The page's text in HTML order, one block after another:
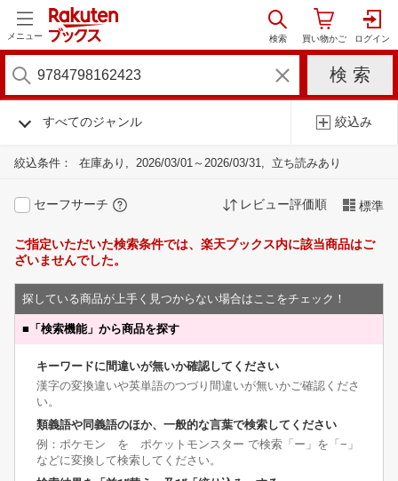
メニュー
すべてのジャンル 絞込み
絞込条件： 在庫あり 2026/03/01～2026/03/31 立ち読みあり
セーフサーチ レビュー評価順 標準
ご指定いただいた検索条件では、楽天ブックス内に該当商品はご
ざいませんでした。
探している商品が上手く見つからない場合はここをチェック！
■ 「検索機能」から商品を探す
キーワードに間違いが無いか確認してください
漢字の変換違いや英単語のつづり間違いが無いかご確認くださ
い。
類義語や同義語のほか、一般的な言葉で検索してください
例：ポケモン を ポケットモンスター で検索「ー」を「−」
などに変換して検索してください。